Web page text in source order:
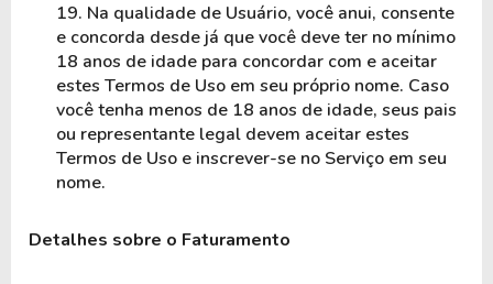
19. Na qualidade de Usuário, você anui, consente
e concorda desde já que você deve ter no mínimo
18 anos de idade para concordar com e aceitar
estes Termos de Uso em seu próprio nome. Caso
você tenha menos de 18 anos de idade, seus pais
ou representante legal devem aceitar estes
Termos de Uso e inscrever-se no Serviço em seu
nome.